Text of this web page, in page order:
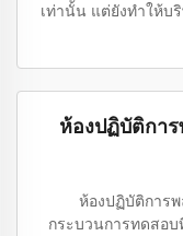
เท่านั้น แต่ยังทำให้บ
ห้องปฏิบัติการ
ห้องปฏิบัติการ
กระบวนการทดสอบ